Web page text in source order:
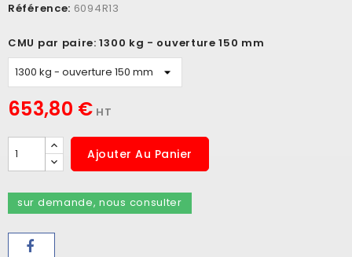
Référence: 6094R13
CMU par paire: 1300 kg - ouverture 150 mm
653,80 € HT
Ajouter Au Panier
sur demande, nous consulter